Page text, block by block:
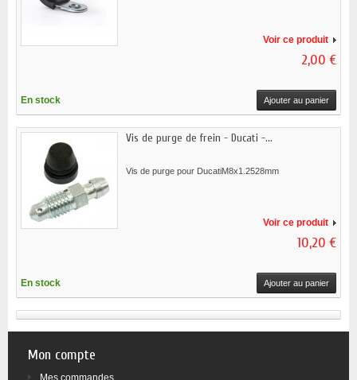
Voir ce produit
2,00 €
En stock Ajouter au panier
Vis de purge de frein - Ducati -...
Vis de purge pour DucatiM8x1.2528mm
Voir ce produit
10,20 €
En stock Ajouter au panier
Mon compte
Mes commandes